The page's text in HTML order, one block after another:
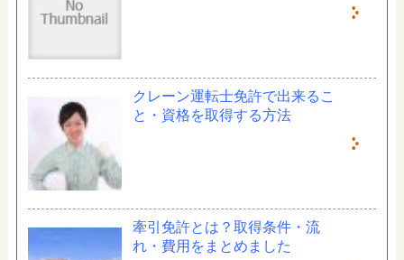
クレーン運転士免許で出来るこ
と・資格を取得する方法
牽引免許とは？取得条件・流
れ・費用をまとめました